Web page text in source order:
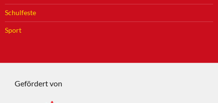
Schulfeste
Sport
Gefördert von